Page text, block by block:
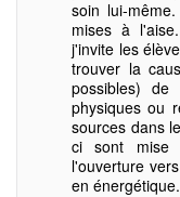
soin lui-
mises à
j'invite les
trouver la
possibles) de
physiques ou
sources dans
ci sont mise
l'ouverture
en énergétique.